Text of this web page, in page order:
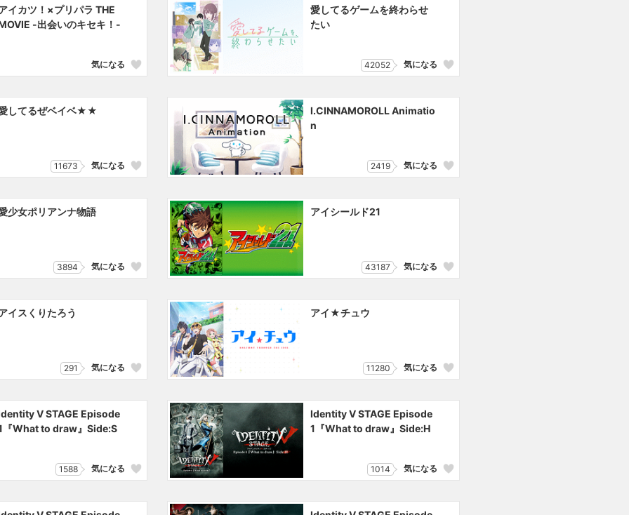
イカツ！×プリパラ THE
-出会いのキセキ！-
気になる
愛してるゲームを終わらせ
たい
42052 気になる
してるぜベイベ★★
11673 気になる
I.CINNAMOROLL Animatio
n
2419 気になる
少女ポリアンナ物語
3894 気になる
アイシールド21
43187 気になる
イスくりたろう
291 気になる
アイ★チュウ
11280 気になる
V STAGE Episode
『What to draw』Side:S
1588 気になる
Identity V STAGE Episode
1『What to draw』Side:H
1014 気になる